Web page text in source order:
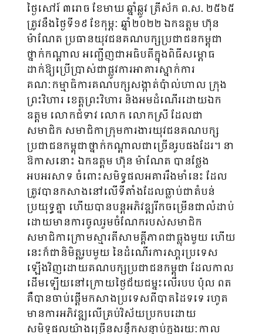
ថ្ងៃសៅរ៍ ៣រោច ខែមាឃ ឆ្នាំឆ្លូវ ត្រីស័ក ព.ស. ២៥៦៥
ត្រូវនឹងថ្ងៃទី១៩ ខែកុម្ភៈ ឆ្នាំ២០២២ ឯកឧត្តម ហ៊ុន
ម៉ាណែត ប្រធានយុវជនគណបក្សប្រជាជនកម្ពុជា
ថ្នាក់កណ្តាល អញ្ជើញជាអធិបតីក្នុងពិធីសម្ភោធ
ដាក់ឱ្យប្រើប្រាស់ជាផ្លូវការអាគារស្នាក់ការ
គណៈកម្មាធិការគណបក្សសង្កាត់ប៉ាល់ហាល ក្រុង
ព្រះវិហារ ខេត្តព្រះវិហារ និងអមដំណើរដោយឯក
ឧត្តម លោកជំទាវ លោក លោកស្រី ដែលជា
សមាជិក សមាជិកាក្រុមការងារយុវជនគណបក្ស
ប្រជាជនកម្ពុជាថ្នាក់កណ្ដាលជាច្រើនរូបផងដែរ។ នា
ឱកាសនោះ ឯកឧត្តម ហ៊ុន ម៉ាណែត បានថ្លែង
អបអរសាទ ចំពោះសមិទ្ធផលអគាររឹងមាំនេះ ដែល
ត្រូវបានកសាងនៅលើទីតាំងដែលធ្លាប់ជាតំបន់
ប្រយុទ្ធគ្នា ហើយបានបន្តអភិវឌ្ឍរីកចម្រើនជាលំដាប់
ដោយមានការចូលរួមចំណែករបស់សមាជិក
សមាជិកាក្រោមស្មារតីសាមគ្គីភាពជាធ្លុងមួយ ហើយ
នេះក៏ជានិមិត្តរូបមួយ នៃដំណើរការសា្តរប្រទេស
ឡើងវិញដោយគណបក្សប្រជាជនកម្ពុជា ដែលកាល
ដើមទ្បើយនៅក្រោយថ្ងៃជ័យជម្នះលើរបប ប៉ុល ពត
គឺបានចាប់ផ្តើមកសាងប្រទេសពីបាតដៃទទេ រហូត
មានការអភិវឌ្ឍលើគ្រប់វិស័យប្រកបដោយ
សមិទ្ធផលយ៉ាងច្រើនសន្ធឹកសន្ធាប់ក្នុងរយៈកាល